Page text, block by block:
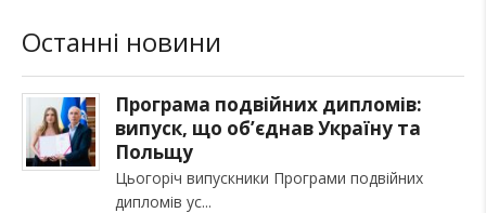
Останні новини
Програма подвійних дипломів:
випуск, що об’єднав Україну та
Польщу
Цьогоріч випускники Програми подвійних
дипломів ус